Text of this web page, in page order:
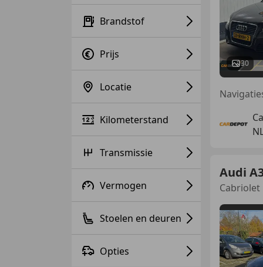
Brandstof
Prijs
Locatie
Kilometerstand
Transmissie
Vermogen
Stoelen en deuren
Opties
30
Audi
Cabriolet